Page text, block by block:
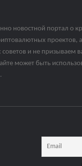
новостной портал о
проектов,
и не призываем
может быть